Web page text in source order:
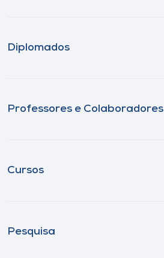
Diplomados
Professores e Colaboradores
Cursos
Pesquisa